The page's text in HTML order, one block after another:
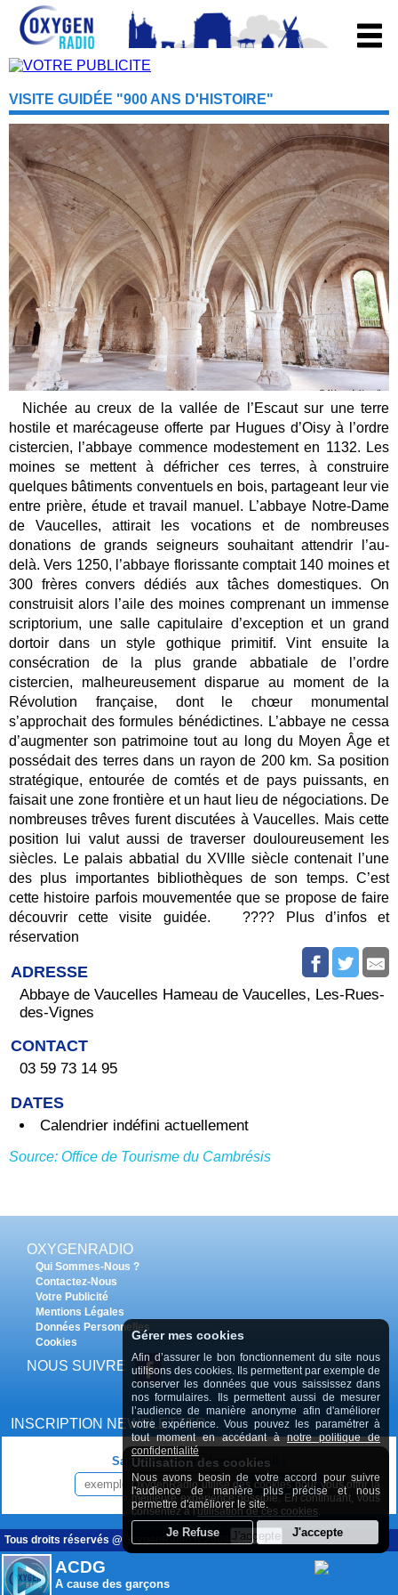
VISITE GUIDÉE "900 ANS D'HISTOIRE"
Nichée au creux de la vallée de l’Escaut sur une terre
hostile et marécageuse offerte par Hugues d’Oisy à l’ordre
cistercien, l’abbaye commence modestement en 1132. Les
moines se mettent à défricher ces terres, à construire
quelques bâtiments conventuels en bois, partageant leur vie
entre prière, étude et travail manuel. L’abbaye Notre-Dame
de Vaucelles, attirait les vocations et de nombreuses
donations de grands seigneurs souhaitant attendrir l’au-
delà. Vers 1250, l’abbaye florissante comptait 140 moines et
300 frères convers dédiés aux tâches domestiques. On
construisit alors l’aile des moines comprenant un immense
scriptorium, une salle capitulaire d’exception et un grand
dortoir dans un style gothique primitif. Vint ensuite la
consécration de la plus grande abbatiale de l’ordre
cistercien, malheureusement disparue au moment de la
Révolution française, dont le chœur monumental
s’approchait des formules bénédictines. L’abbaye ne cessa
d’augmenter son patrimoine tout au long du Moyen Âge et
possédait des terres dans un rayon de 200 km. Sa position
stratégique, entourée de comtés et de pays puissants, en
faisait une zone frontière et un haut lieu de négociations. De
nombreuses trêves furent discutées à Vaucelles. Mais cette
position lui valut aussi de traverser douloureusement les
siècles. Le palais abbatial du XVIIIe siècle contenait l’une
des plus importantes bibliothèques de son temps. C’est
cette histoire parfois mouvementée que se propose de faire
découvrir cette visite guidée. ???? Plus d’infos et
réservation
ADRESSE
Abbaye de Vaucelles Hameau de Vaucelles, Les-Rues-
des-Vignes
CONTACT
03 59 73 14 95
DATES
Calendrier indéfini actuellement
Source: Office de Tourisme du Cambrésis
ACDG
A cause des garçons
OXYGENRADIO
Qui Sommes-Nous ?
Contactez-Nous
Votre Publicité
Mentions Légales
Données Personnelles
Cookies
NOUS SUIVRE
INSCRIPTION NEWSLETTER
Saisissez votre adresse e-mail :
INSCRIPTION
Tous droits réservés @OxygenRadio.fr 2009 - 2020
Utilisation des cookies
OxygenRadio utilise des cookies pour vous offrir la
meilleure expérience possible. En continuant, vous
consentez à l'utilisation de ces cookies.
Gérer mes cookies
Afin d’assurer le bon fonctionnement du site nous
utilisons des cookies. Ils permettent par exemple de
conserver les données que vous saississez dans
nos formulaires. Ils permettent aussi de mesurer
l’audience de manière anonyme afin d'améliorer
votre expérience. Vous pouvez les paramétrer à
tout moment en accédant ànotre politique de
confidentialité
Nous avons beosin de votre accord pour suivre
l'audience de manière plus précise et nous
permettre d'améliorer le site.